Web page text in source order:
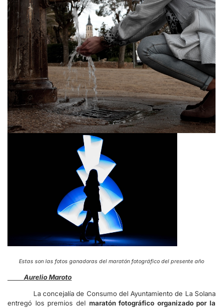
Estas son las fotos ganadoras del maratón fotográfico del presente año
Aurelio Maroto
La concejalía de Consumo del Ayuntamiento de La Solana
entregó los premios del maratón fotográfico organizado por la